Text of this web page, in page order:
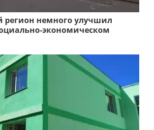
регион немного улучшил
экономическом